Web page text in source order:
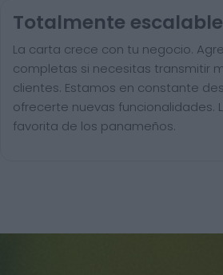
Totalmente escalable
La carta crece con tu negocio.
completas si necesitas transmitir
clientes. Estamos en constante
ofrecerte nuevas funcionalidades.
favorita de los panameños.